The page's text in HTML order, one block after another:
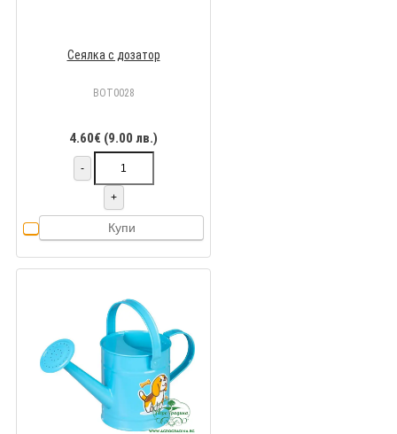
Сеялка с дозатор
BOT0028
4.60€ (9.00 лв.)
-
+
Купи